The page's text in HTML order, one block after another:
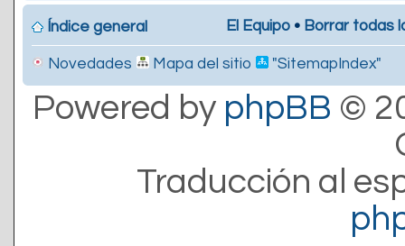
Índice general El Equipo • Borrar todas
Novedades Mapa del sitio "SitemapIndex"
Powered by phpBB ©
Traducción al